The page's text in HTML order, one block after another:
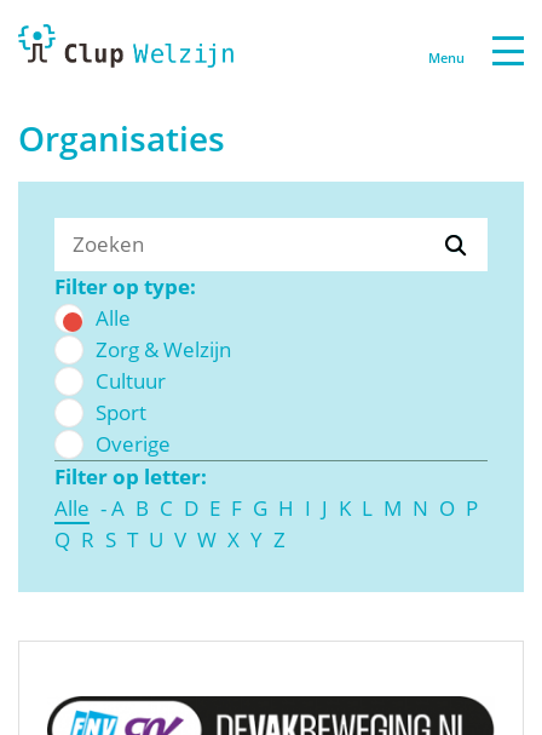
Menu
Organisaties
Filter op type:
Alle
Zorg & Welzijn
Cultuur
Sport
Overige
Filter op letter:
Alle -A B C D E F G H I J K L M N O P
Q R S T U V W X Y Z